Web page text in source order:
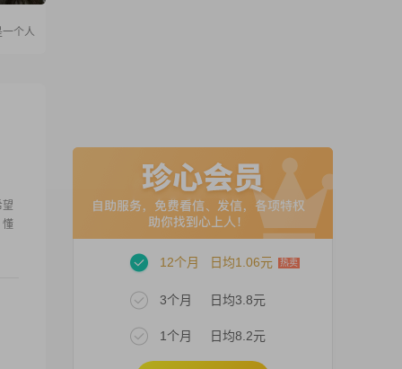
个人
望
懂
12个月 日均1.06元
3个月 日均3.8元
1个月 日均8.2元